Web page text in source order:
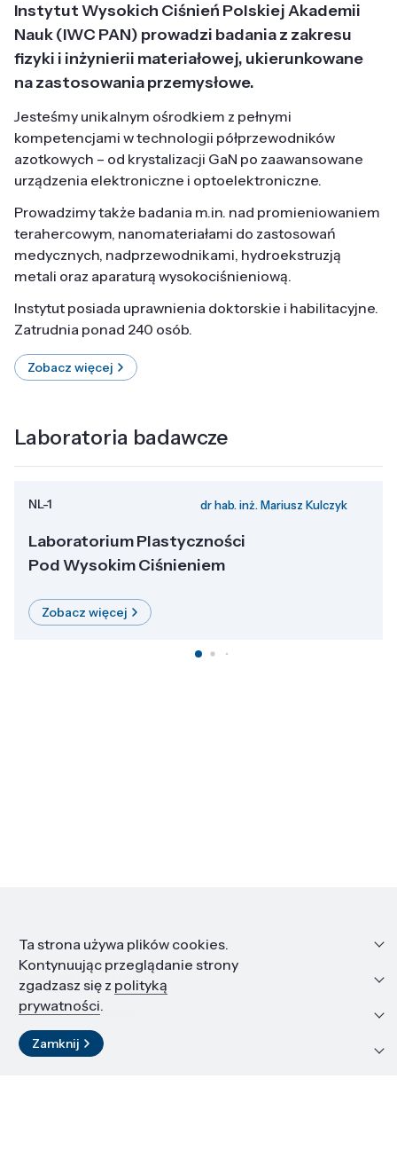
Instytut Wysokich Ciśnień Polskiej Akademii
Nauk (IWC PAN) prowadzi badania z zakresu
fizyki i inżynierii materiałowej, ukierunkowane
na zastosowania przemysłowe.
Jesteśmy unikalnym ośrodkiem z pełnymi
kompetencjami w technologii półprzewodników
azotkowych – od krystalizacji GaN po zaawansowane
urządzenia elektroniczne i optoelektroniczne.
Prowadzimy także badania m.in. nad promieniowaniem
terahercowym, nanomateriałami do zastosowań
medycznych, nadprzewodnikami, hydroekstruzją
metali oraz aparaturą wysokociśnieniową.
Instytut posiada uprawnienia doktorskie i habilitacyjne.
Zatrudnia ponad 240 osób.
Zobacz więcej
Laboratoria badawcze
NL-1 dr hab. inż. Mariusz Kulczyk
Laboratorium Plastyczności
Pod Wysokim Ciśnieniem
Zobacz więcej
Informacje
Edukacja i kariera
Zasoby i materiały
Kontakt
Ta strona używa plików cookies.
Kontynuując przeglądanie strony
zgadzasz się z polityką
prywatności.
Zamknij